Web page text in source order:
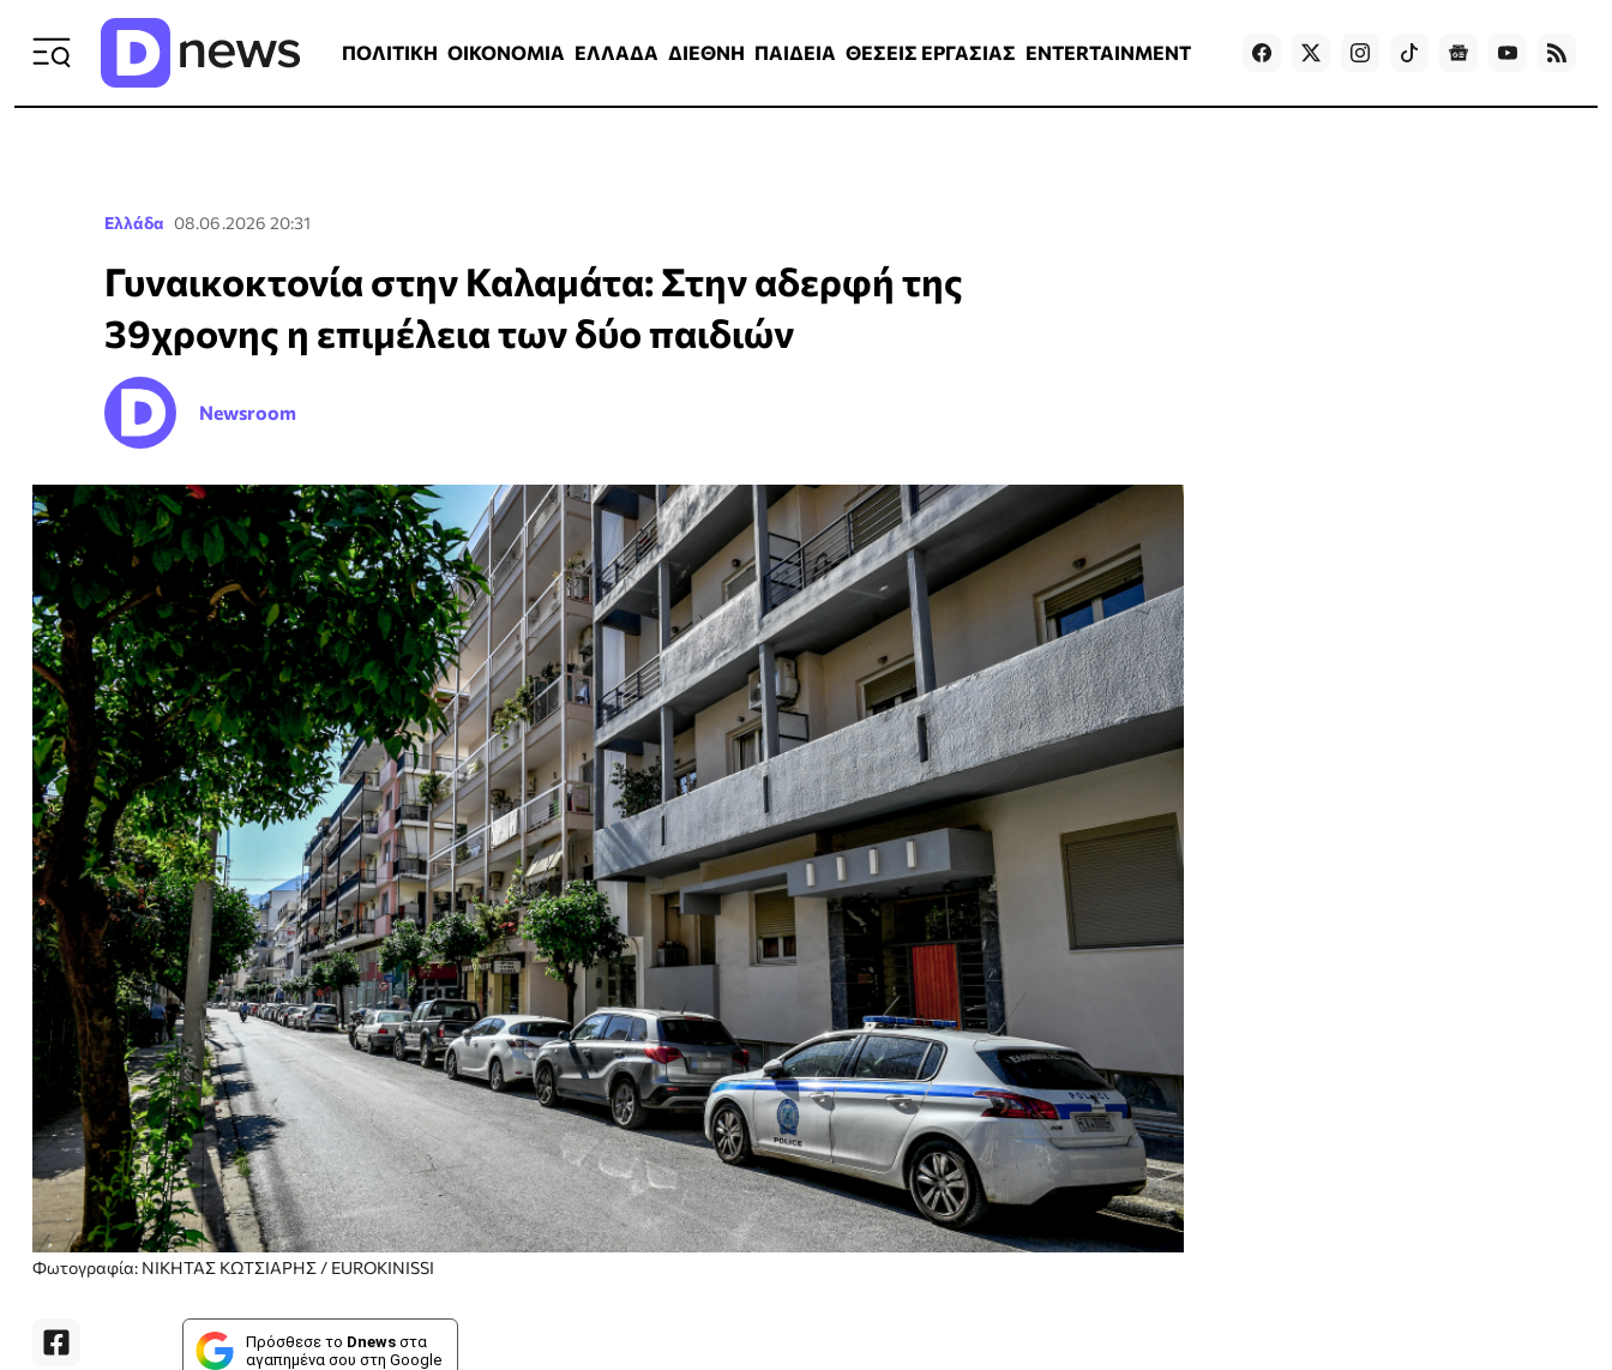
ΠΟΛΙΤΙΚΗ ΟΙΚΟΝΟΜΙΑ ΕΛΛΑΔΑ ΔΙΕΘΝΗ ΠΑΙΔΕΙΑ ΘΕΣΕΙΣ ΕΡΓΑΣΙΑΣ ENTERTAINMENT Games
Ελλάδα 08.06.2026 20:31
Γυναικοκτονία στην Καλαμάτα: Στην αδερφή της
39χρονης η επιμέλεια των δύο παιδιών
Newsroom
Φωτογραφία: ΝΙΚΗΤΑΣ ΚΩΤΣΙΑΡΗΣ / EUROKINISSI
Πρόσθεσε το Dnews στα
αγαπημένα σου στη Google